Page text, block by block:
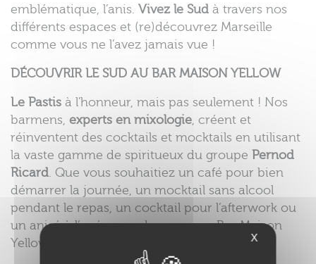
emblématique, l’anis. Vivez le Sud à travers nos
différents espaces et (re)découvrez Marseille
comme vous ne l’avez jamais vue !
DÉCOUVRIR LE SUD AU BAR MAISON YELLOW
Le Pastis à l'honneur, mais pas seulement ! Nos
barmens, experts en mixologie, créent et
réinventent des cocktails et mocktails en utilisant
la vaste gamme de spiritueux du groupe Pernod
Ricard. Que vous souhaitiez un café pour bien
démarrer la journée, un mocktail sans alcool
pendant le repas, un cocktail pour l’afterwork ou
un anisé à l’apéro, rendez-vous au Bar Maison
Yellow à tout moment de la journée.
X